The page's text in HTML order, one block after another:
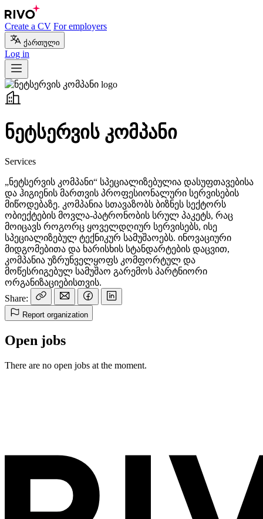
Create a CV For employers
ქართული
Log in
ნეტსერვის კომპანი
Services
„ნეტსერვის კომპანი“ სპეციალიზებულია დასუფთავებისა
და ჰიგიენის მართვის პროფესიონალური სერვისების
მიწოდებაზე. კომპანია სთავაზობს ბიზნეს სექტორს
ობიექტების მოვლა-პატრონობის სრულ პაკეტს, რაც
მოიცავს როგორც ყოველდღიურ სერვისებს, ისე
სპეციალიზებულ ტექნიკურ სამუშაოებს. ინოვაციური
მიდგომებითა და ხარისხის სტანდარტების დაცვით,
კომპანია უზრუნველყოფს კომფორტულ და
მოწესრიგებულ სამუშაო გარემოს პარტნიორი
ორგანიზაციებისთვის.
Share:
Report organization
Open jobs
There are no open jobs at the moment.